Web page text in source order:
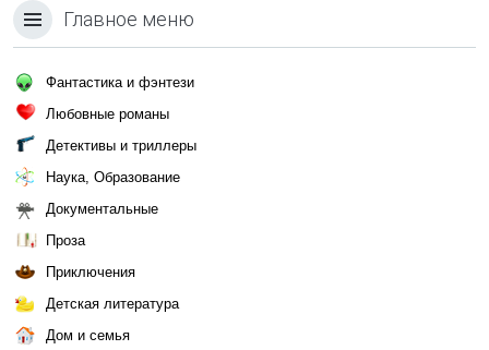
Главное меню
Фантастика и фэнтези
Любовные романы
Детективы и триллеры
Наука, Образование
Документальные
Проза
Приключения
Детская литература
Дом и семья